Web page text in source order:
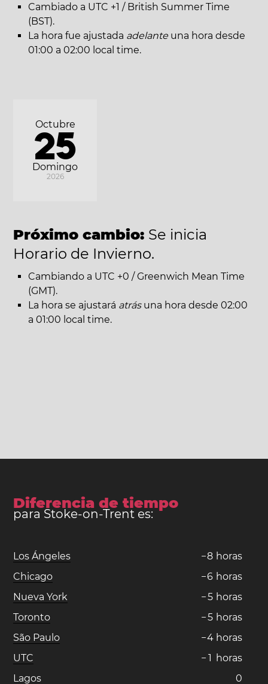
Cambiado a UTC +1 / British Summer Time
(BST).
La hora fue ajustada adelante una hora desde
01:00 a 02:00 local time.
Domingo
Octubre
25
2026
Próximo cambio: Se inicia
Horario de Invierno.
Cambiando a UTC +0 / Greenwich Mean Time
(GMT).
La hora se ajustará atrásuna hora desde 02:00
a 01:00 local time.
Diferencia de tiempo
para Stoke-on-Trent es:
Los Ángeles −8 horas
Chicago
−6 horas
Nueva York
−5 horas
Toronto
−5 horas
São Paulo
−4 horas
UTC
− 1 horas
Lagos
0